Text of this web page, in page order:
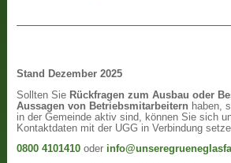
Stand Dezember 2025
Sollten Sie Rückfragen zum Ausbau oder
Aussagen von Betriebsmitarbeitern haben,
in der Gemeinde aktiv sind, können Sie sich
Kontaktdaten mit der UGG in Verbindung
0800 4101410 oder